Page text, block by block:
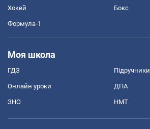
Хокей Бокс
Формула-1
Моя школа
ГДЗ Підручники
Онлайн уроки ДПА
ЗНО НМТ